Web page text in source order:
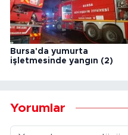
Bursa'da yumurta
işletmesinde yangın (2)
Yorumlar